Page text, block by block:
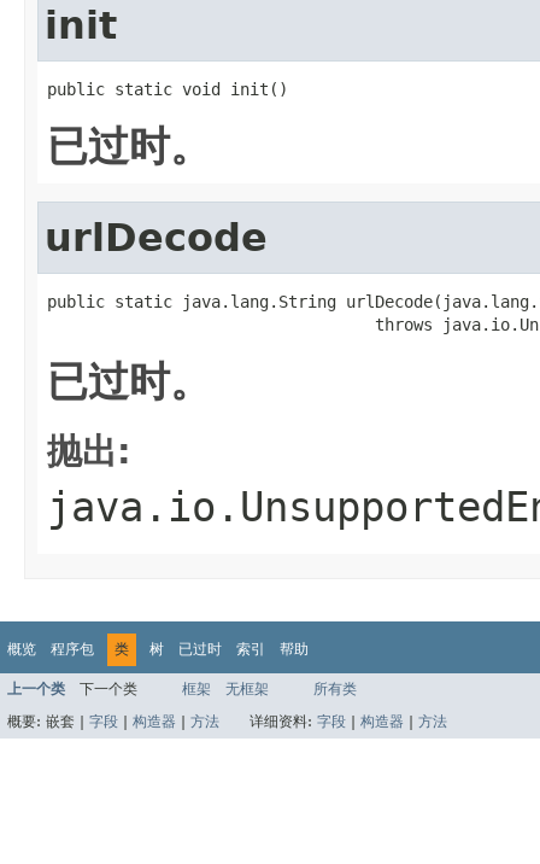
init
public static void init()
已过时。
urlDecode
public static java.lang.String
throws
已过时。
抛出:
概览 程序包 类 树 已过时 索引 帮助
上一个类 下一个类 框架 无框架
所有类
概要: 嵌套 | 字段 构造器 方法 详细资料: 字段 构造器 方法